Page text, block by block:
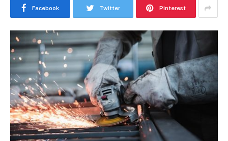
Facebook Twitter Pinterest